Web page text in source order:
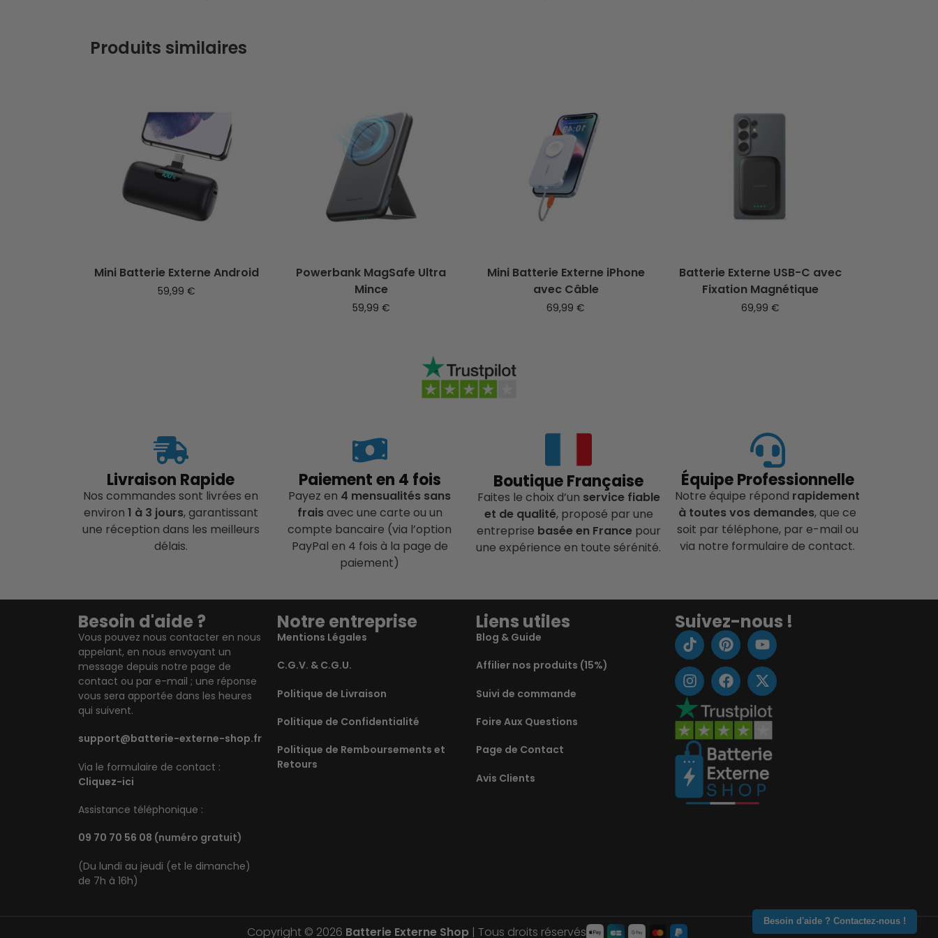
Besoin d'aide ? Contactez-nous !
Produits similaires
Mini Batterie Externe Android
59,99€
Powerbank MagSafe Ultra
Mince
59,99 €
Mini Batterie Externe iPhone
avec Câble
69,99€
Batterie Externe USB-C avec
Fixation Magnétique
69,99 €
Livraison Rapide
Nos commandes sont livrées en
environ 1 à 3 jours, garantissant
une réception dans les meilleurs
délais.
Paiement en 4 fois
Payez en 4 mensualités sans
frais avec une carte ou un
compte bancaire (via l’option
PayPal en 4 fois à la page de
paiement)
Boutique Française
Faites le choix d’un service fiable
et de qualité, proposé par une
entreprise basée en France pour
une expérience en toute sérénité.
Équipe Professionnelle
Notre équipe répond rapidement
à toutes vos demandes, que ce
soit par téléphone, par e-mail ou
via notre formulaire de contact.
Besoin d'aide ?
Vous pouvez nous contacter en nous
appelant, en nous envoyant un
message depuis notre page de
contact ou par e-mail ; une réponse
vous sera apportée dans les heures
qui suivent.
support@batterie-externe-shop.fr
Via le formulaire de contact :
Cliquez-ici
Assistance téléphonique :
09 70 70 56 08 (numéro gratuit)
(Du lundi au jeudi (et le dimanche)
de 7h à 16h)
Notre entreprise
Mentions Légales
C.G.V. & C.G.U.
Politique de Livraison
Politique de Confidentialité
Politique de Remboursements et
Retours
Liens utiles
Blog & Guide
Affilier nos produits (15%)
Suivi de commande
Foire Aux Questions
Page de Contact
Avis Clients
Suivez-nous !
Copyright © 2026 Batterie Externe Shop | Tous droits réservés